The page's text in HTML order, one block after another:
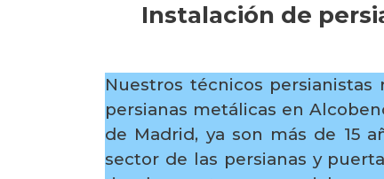
Instalación de
Nuestros técnicos persianistas
persianas metálicas en
de Madrid, ya son más de 15
sector de las persianas y